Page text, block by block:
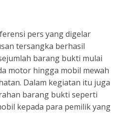
pers yang digelar
tersangka berhasil
barang bukti mulai
motor hingga mobil mewah
Dalam kegiatan itu juga
barang bukti seperti
kepada para pemilik yang